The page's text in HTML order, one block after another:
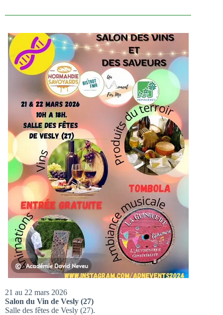
21 au 22 mars 2026
Salon du Vin de Vesly (27)
Salle des fêtes de Vesly (27).